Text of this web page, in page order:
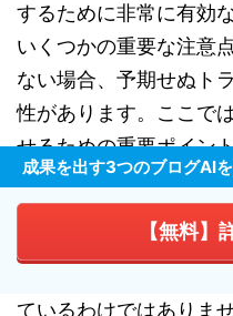
するために非常に有効
いくつかの重要な注意
ない場合、予期せぬト
性があります。ここで
せるための重要ポイン
情報の正確性を確認
ているわけではありま
成果を出す3つのブログAI
【無料】